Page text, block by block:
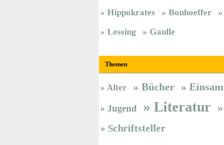
Hippokrates
Bonhoeffer
Lessing
Gaulle
Themen
Alter Bücher Einsam
Jugend Literatur
Schriftsteller